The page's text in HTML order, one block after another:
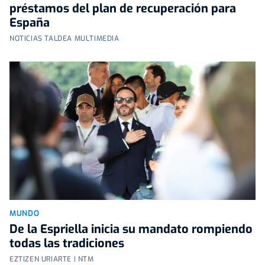
préstamos del plan de recuperación para
España
NOTICIAS TALDEA MULTIMEDIA
MUNDO
De la Espriella inicia su mandato rompiendo
todas las tradiciones
EZTIZEN URIARTE | NTM